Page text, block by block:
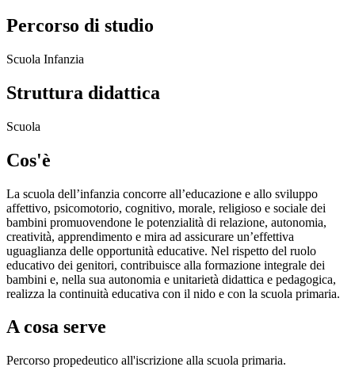
Percorso di studio
Scuola Infanzia
Struttura didattica
Scuola
Cos'è
La scuola dell’infanzia concorre all’educazione e allo sviluppo
affettivo, psicomotorio, cognitivo, morale, religioso e sociale dei
bambini promuovendone le potenzialità di relazione, autonomia,
creatività, apprendimento e mira ad assicurare un’effettiva
uguaglianza delle opportunità educative. Nel rispetto del ruolo
educativo dei genitori, contribuisce alla formazione integrale dei
bambini e, nella sua autonomia e unitarietà didattica e pedagogica,
realizza la continuità educativa con il nido e con la scuola primaria.
A cosa serve
Percorso propedeutico all'iscrizione alla scuola primaria.